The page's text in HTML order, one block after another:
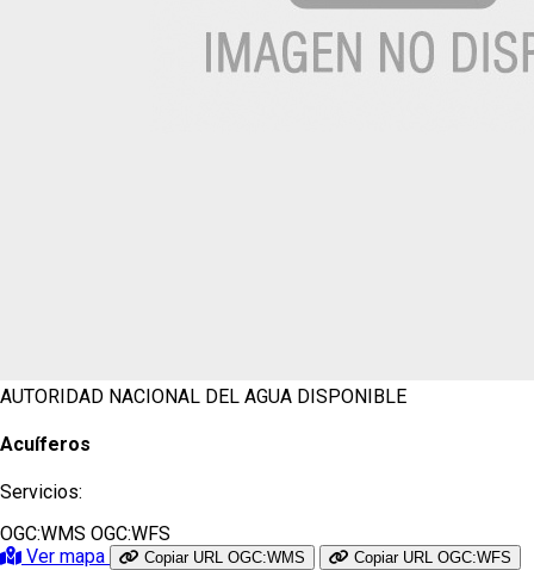
AUTORIDAD NACIONAL DEL AGUA DISPONIBLE
Acuíferos
Servicios:
OGC:WMS OGC:WFS
Ver mapa
Copiar URL OGC:WMS Copiar URL OGC:WFS